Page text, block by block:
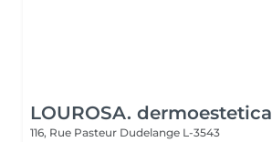
LOUROSA. dermoestetica
116, Rue Pasteur Dudelange L-3543